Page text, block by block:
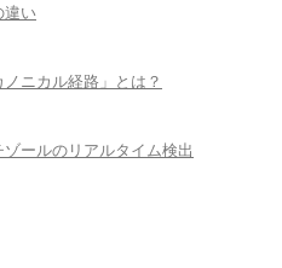
違い
ニカル経路」とは？
ールのリアルタイム検出